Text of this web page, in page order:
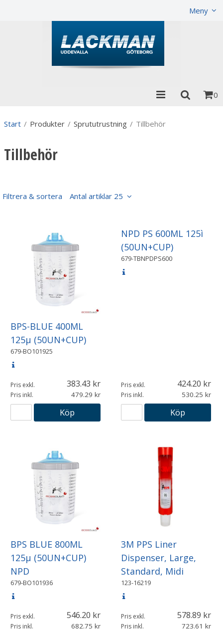
Meny
0
Start / Produkter / Sprututrustning / Tillbehör
Tillbehör
Filtrera & sortera Antal artiklar 25
BPS-BLUE 400ML
125µ (50UN+CUP)
679-BO101925
Pris exkl. 383.43
Pris inkl. 479.29
Köp
NPD PS 600ML 125ì
(50UN+CUP)
679-TBNPDPS600
Pris exkl. 424.20
Pris inkl. 530.25
Köp
BPS BLUE 800ML
125µ (50UN+CUP)
NPD
679-BO101936
Pris exkl. 546.20
Pris inkl. 682.75
3M PPS Liner
Dispenser, Large,
Standard, Midi
123-16219
Pris exkl. 578.89
Pris inkl. 723.61